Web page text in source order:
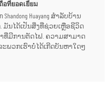
อที่ยอดเยี่ยม
Huayang ສຳລັບບ້ານ
ມັນໄດ້ເປັນສິ່ງທີ່ຊ່ວຍເຫຼືອຊີວິດ
ທີ່ມີການຕັດໄຟ. ຄວາມສາມາດ
ພວກເຮົາບໍ່ໄດ້ເກີດບັນຫາໃດໆ